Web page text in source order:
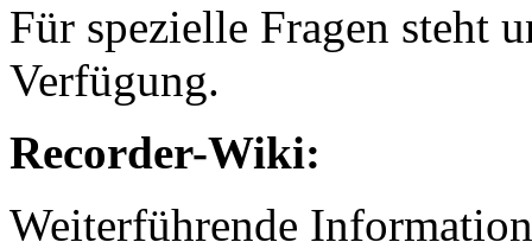
Für spezielle Fragen steht
Verfügung.
Recorder-Wiki:
Weiterführende